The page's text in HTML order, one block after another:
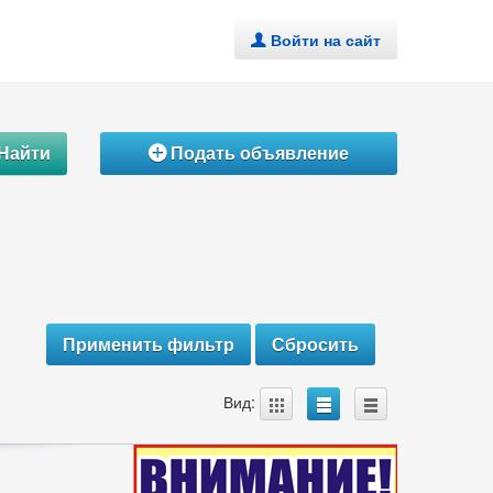
. Войти на сайт
ÁПодать объявление
Вид: A B C